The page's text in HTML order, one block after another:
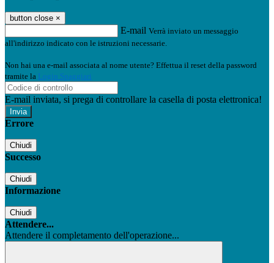
button close ×
E-mail Verrà inviato un messaggio
all'indirizzo indicato con le istruzioni necessarie.
Non hai una e-mail associata al nome utente? Effettua il reset della password
tramite la Login Spaggiari
E-mail inviata, si prega di controllare la casella di posta elettronica!
Errore
Chiudi
Successo
Chiudi
Informazione
Chiudi
Attendere...
Attendere il completamento dell'operazione...